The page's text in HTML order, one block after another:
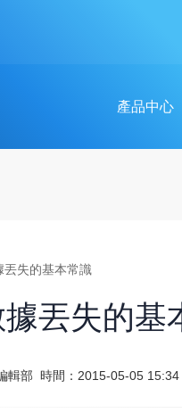
產品中心
失的基本常識
丟失的基
輯部 時間：2015-05-05 15:34